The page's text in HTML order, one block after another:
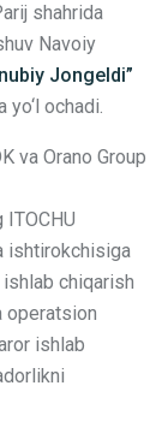
shahrida
Navoiy
Jongeldi”
ochadi.
va Orano Group
ITOCHU
ishtirokchisiga
ishlab chiqarish
operatsion
ishlab